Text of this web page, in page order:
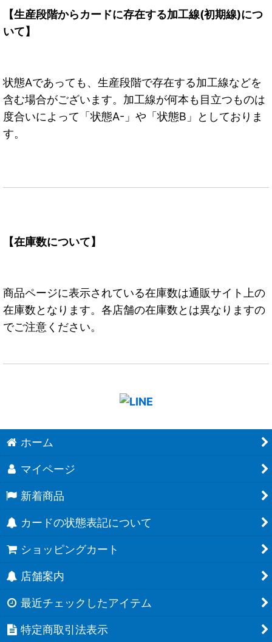
【生産段階からカードに存在する加工線(初期線)につ
いて】
状態Aであっても、生産段階で存在する加工線などを
含む場合がございます。加工線が何本も目立つものは
度合いによって「状態A-」や「状態B」としておりま
す。
【在庫数について】
商品ページに表示されている在庫数は通販サイト上の
在庫数となります。各店舗の在庫数とは異なりますの
でご注意ください。
ホーム
マイページ
新着商品
カードの状態表記について
ショッピングカート
店舗案内
最近チェックしたアイテム
特定商取引法表示